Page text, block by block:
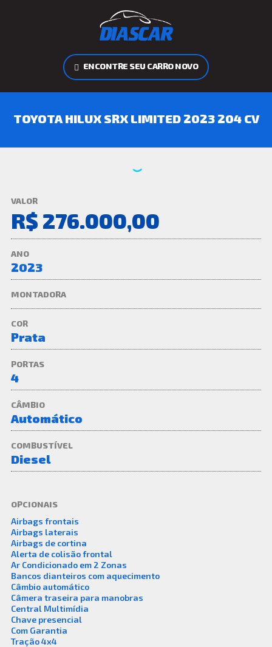
ENCONTRE SEU CARRO NOVO
TOYOTA HILUX SRX LIMITED 2023 204 CV
VALOR
R$ 276.000,00
ANO
2023
MONTADORA
COR
Prata
PORTAS
4
CÂMBIO
Automático
COMBUSTÍVEL
Diesel
OPCIONAIS
Airbags frontais
,
Airbags laterais
,
Airbags de cortina
,
Alerta de colisão frontal
,
Ar Condicionado em 2 Zonas
,
Bancos dianteiros com aquecimento
,
Câmbio automático
,
Câmera traseira para manobras
,
Central Multimídia
,
Chave presencial
,
Com Garantia
,
Tração 4x4